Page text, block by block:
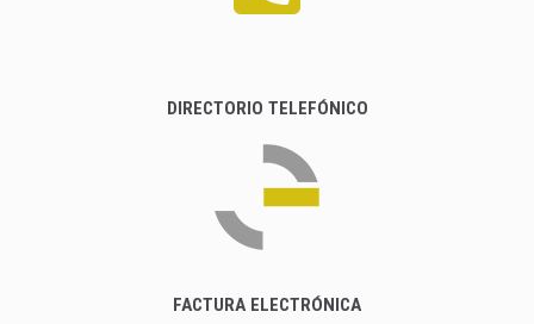
DIRECTORIO TELEFÓNICO
FACTURA ELECTRÓNICA